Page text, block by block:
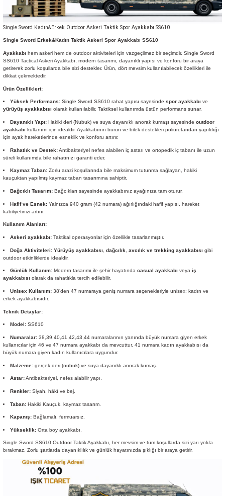
Single Sword Kadın&Erkek Outdoor Askeri Taktik Spor Ayakkabı SS610
Single Sword Erkek&Kadın Taktik Askeri Spor Ayakkabı SS610
Ayakkabı hem askeri hem de outdoor aktiviteleri için vazgeçilmez bir seçimdir. Single Sword
SS610 Tactical Askeri Ayakkabı, modern tasarımı, dayanıklı yapısı ve konforu bir araya
getirerek zorlu koşullarda bile sizi destekler. Ürün, dört mevsim kullanılabilecek özellikleri ile
dikkat çekmektedir.
Ürün Özellikleri:
Yüksek Performans: Single Sword SS610 rahat yapısı sayesindespor ayakkabı ve
yürüyüş ayakkabısı olarak kullanılabilir. Taktiksel kullanımda üstün performans sunar.
Dayanıklı Yapı: Hakiki deri (Nubuk) ve suya dayanıklı anorak kumaşı sayesindeoutdoor
ayakkabı kullanımı için idealdir. Ayakkabının burun ve bilek destekleri poliüretandan yapıldığı
için ayak hareketlerinde esneklik ve konforu artırır.
Rahatlık ve Destek:Antibakteriyel nefes alabilen iç astarı ve ortopedik iç tabanı ile uzun
süreli kullanımda bile rahatınızı garanti eder.
Kaymaz Taban: Zorlu arazi koşullarında bile maksimum tutunma sağlayan, hakiki
kauçuktan yapılmış kaymaz taban tasarımına sahiptir.
Bağcıklı Tasarım: Bağcıkları sayesinde ayakkabınız ayağınıza tam oturur.
Hafif ve Esnek: Yalnızca 940 gram (42 numara) ağırlığındaki hafif yapısı, hareket
kabiliyetinizi artırır.
Kullanım Alanları:
Askeri ayakkabı: Taktikal operasyonlar için özellikle tasarlanmıştır.
Doğa Aktiviteleri: Yürüyüş ayakkabısı ,dağcılık avcılık ve trekking ayakkabısı gibi
outdoor etkinliklerde idealdir.
Günlük Kullanım: Modern tasarımı ile şehir hayatındacasual ayakkabı veyaiş
ayakkabısı olarak da rahatlıkla tercih edilebilir.
Unisex Kullanım: 38’den 47 numaraya geniş numara seçenekleriyle unisex; kadın ve
erkek ayakkabısıdır.
Teknik Detaylar:
Model: SS610
Numaralar: 38,39,40,41,42,43,44 numaralarının yanında büyük numara giyen erkek
kullanıcılar için 46 ve 47 numara ayakkabı da mevcuttur. 41 numara kadın ayakkabısı da
büyük numara giyen kadın kullanıcılara uygundur.
Malzeme: gerçek deri (nubuk) ve suya dayanıklı anorak kumaş.
Astar:Antibakteriyel, nefes alabilir yapı.
Renkler: Siyah, hâkî ve bej.
Taban: Hakiki Kauçuk, kaymaz tasarım.
Kapanış: Bağlamalı, fermuarsız.
Yükseklik: Orta boy ayakkabı.
Single Sword SS610 Outdoor Taktik Ayakkabı, her mevsim ve tüm koşullarda sizi yarı yolda
bırakmaz. Zorlu şartlarda dayanıklılık ve günlük hayatınızda şıklığı bir araya getirir.